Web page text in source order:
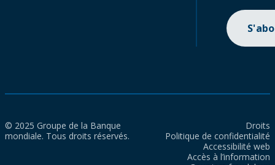
© 2025 Groupe de la Banque
mondiale. Tous droits réservés.
Droits
Politique de confidentialité
Accessibilité web
Accès à l’information